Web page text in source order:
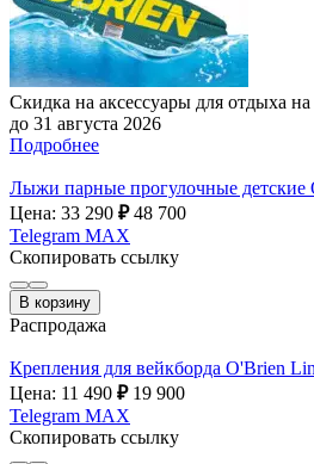
Скидка на аксессуары для отдыха на
до 31 августа 2026
Подробнее
Лыжи парные прогулочные
Цена: 33 290 ₽ 48 700
Telegram MAX
Скопировать ссылку
В корзину
Распродажа
Крепления для вейкборда O'Brien
Цена: 11 490 ₽ 19 900
Telegram MAX
Скопировать ссылку